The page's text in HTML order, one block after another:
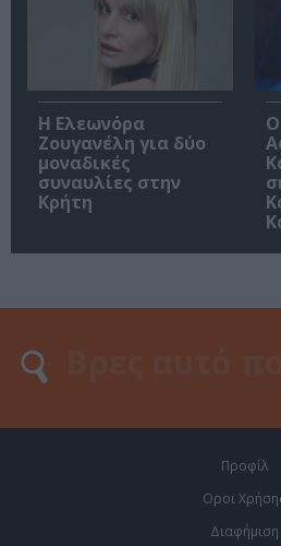
Η Ελεωνόρα
Ζουγανέλη για δύο
μοναδικές
συναυλίες στην
Κρήτη
Προφίλ
Οροι
Διαφήμιση